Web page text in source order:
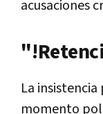
acusaciones
La
momento